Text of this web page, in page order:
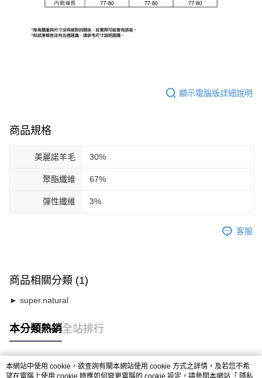
顯示電腦版詳細說明
商品規格
美麗諾羊毛 30%
聚酯纖維 67%
彈性纖維 3%
客服
商品相關分類 (1)
► super.natural
本分類熱銷全站排行
熱門標籤
本網站中使用 cookie，欲查詢有關本網站使用 cookie 方式之詳情，及若您不希
望在電腦上使用 cookie 時應如何變更電腦的 cookie 設定，請參閱本網站「 隱私